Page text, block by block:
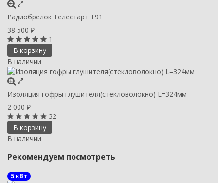
Радиобрелок Телестарт Т91
38 500 ₽
1
В корзину
В наличии
Изоляция гофры глушителя(стекловолокно) L=324мм
2 000 ₽
32
В корзину
В наличии
Рекомендуем посмотреть
5 кВт